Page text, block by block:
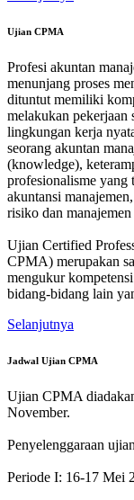
Ujian CPMA
Profesi akuntan
menunjang proses
dituntut memiliki
melakukan pekerjaan
lingkungan kerja
seorang akuntan
(knowledge),
profesionalisme yang
akuntansi
risiko dan
Ujian Certified
CPMA) merupakan
mengukur
bidang-bidang lain
Selanjutnya
Jadwal Ujian CPMA
Ujian CPMA
November.
Penyelenggaraan
Periode I: 16-17 Mei